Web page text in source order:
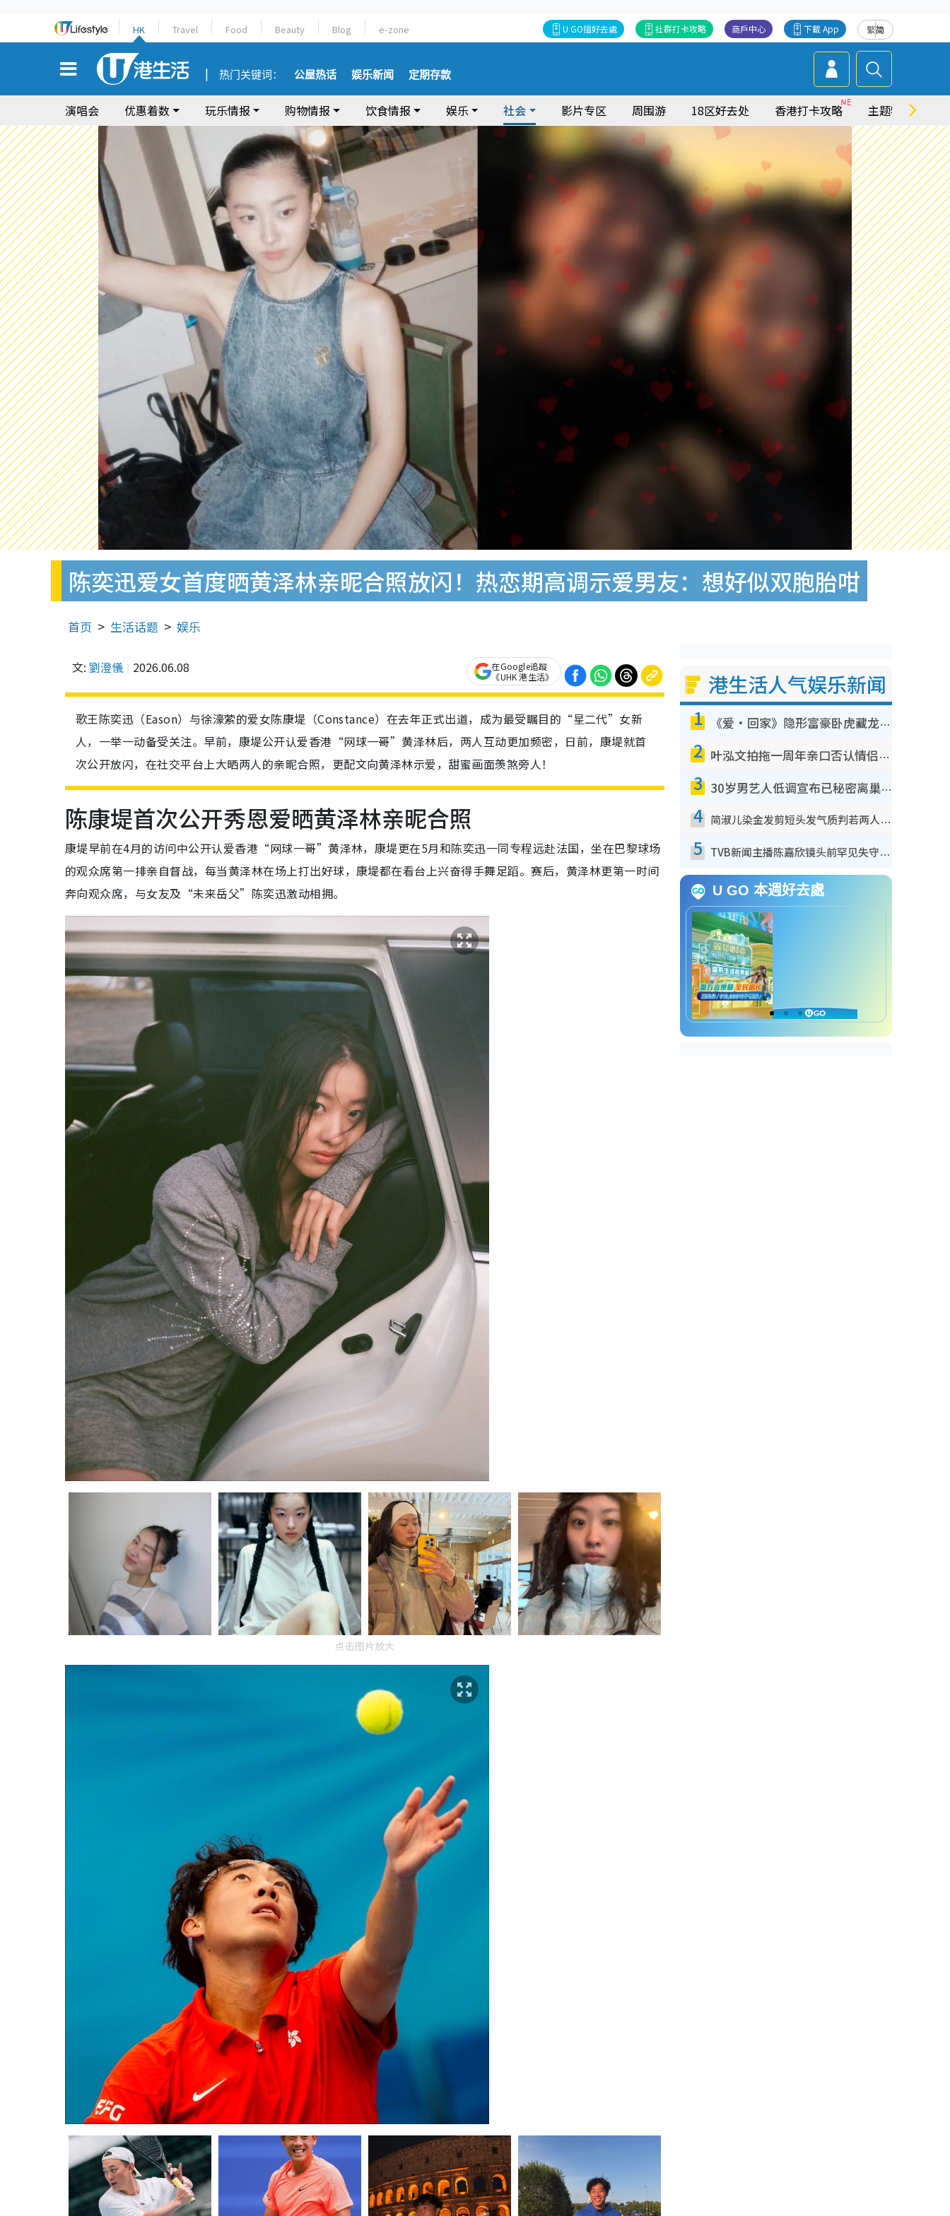
HK Travel Food Beauty Blog e-zone 繁简
下載 App
商戶中心
社群打卡攻略
U GO搵好去處
热门关键词： 公屋热话 娱乐新闻 定期存款
演唱会 优惠着数 玩乐情报 购物情报 饮食情报 娱乐 社会 影片专区 周围游 18区好去处 香港打卡攻略 主题特集
陈奕迅爱女首度晒黄泽林亲昵合照放闪！热恋期高调示爱男友：想好似双胞胎咁
首页 生活话题 娱乐
文: 劉澄儀 2026.06.08
在Google追蹤
《UHK 港生活》
歌王陈奕迅（Eason）与徐濠萦的爱女陈康堤（Constance）在去年正式出道，成为最受瞩目的“星二代”女新
人，一举一动备受关注。早前，康堤公开认爱香港“网球一哥”黄泽林后，两人互动更加频密，日前，康堤就首
次公开放闪，在社交平台上大晒两人的亲昵合照，更配文向黄泽林示爱，甜蜜画面羡煞旁人！
陈康堤首次公开秀恩爱晒黄泽林亲昵合照
康堤早前在4月的访问中公开认爱香港“网球一哥”黄泽林，康堤更在5月和陈奕迅一同专程远赴法国，坐在巴黎球场
的观众席第一排亲自督战，每当黄泽林在场上打出好球，康堤都在看台上兴奋得手舞足蹈。赛后，黄泽林更第一时间
奔向观众席，与女友及“未来岳父”陈奕迅激动相拥。
点击图片放大
港生活人气娱乐新闻
1 《爱·回家》隐形富豪卧虎藏龙！盘点12位财气逼人的有钱艺人：这位美女3亿身家不愁做
2 叶泓文拍拖一周年亲口否认情侣关系？！被质疑感情造假竟称GM“普通同事”
3 30岁男艺人低调宣布已秘密离巢！人气急跌变失踪人口：“这几年过得并不容易”
4 简淑儿染金发剪短头发气质判若两人！吓坏老公麦大力都认不出：“你做什么？”
5 TVB新闻主播陈嘉欣镜头前罕见失守！遭林超英一句话突袭吓坏当场大笑
U GO 本週好去處